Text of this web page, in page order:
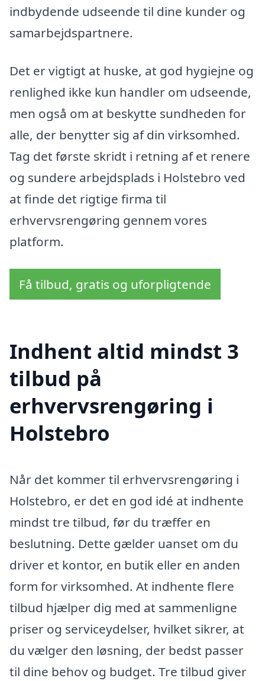
indbydende udseende til dine kunder og
samarbejdspartnere.
Det er vigtigt at huske, at god hygiejne og
renlighed ikke kun handler om udseende,
men også om at beskytte sundheden for
alle, der benytter sig af din virksomhed.
Tag det første skridt i retning af et renere
og sundere arbejdsplads i Holstebro ved
at finde det rigtige firma til
erhvervsrengøring gennem vores
platform.
Få tilbud, gratis og uforpligtende
Indhent altid mindst 3
tilbud på
erhvervsrengøring i
Holstebro
Når det kommer til erhvervsrengøring i
Holstebro, er det en god idé at indhente
mindst tre tilbud, før du træffer en
beslutning. Dette gælder uanset om du
driver et kontor, en butik eller en anden
form for virksomhed. At indhente flere
tilbud hjælper dig med at sammenligne
priser og serviceydelser, hvilket sikrer, at
du vælger den løsning, der bedst passer
til dine behov og budget. Tre tilbud giver